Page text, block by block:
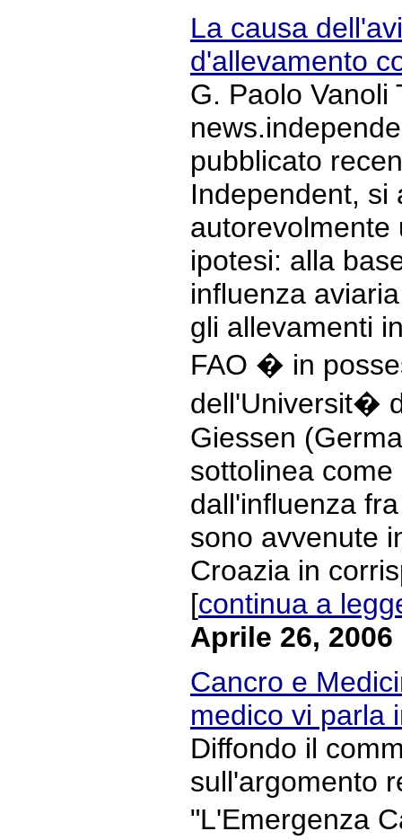
La causa
d'allevamento
G. Paolo Vanoli
pubblicato
Independent, si
autorevolmente
ipotesi: alla
influenza
gli allevamenti
FAO � in
dell'Universit�
Giessen
sottolinea
dall'influenza
sono avvenute
Croazia in
[continua a
Aprile 26, 2006
Cancro e
medico vi parla
Diffondo il
sull'argomento
"L'Emergenza